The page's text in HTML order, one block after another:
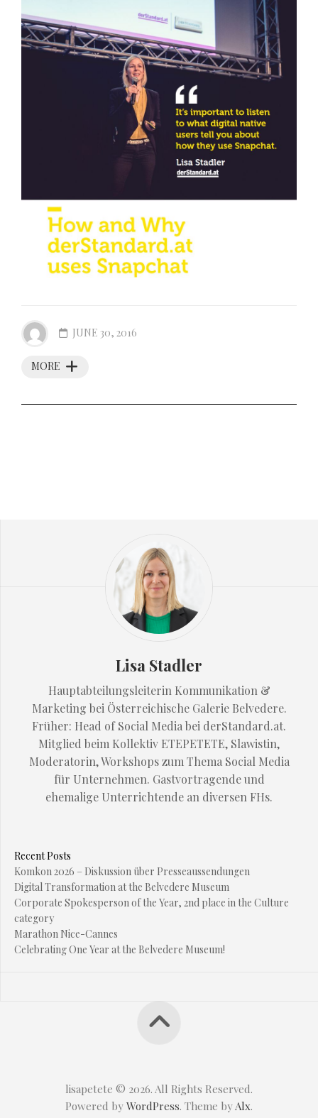
MORE
JUNE 30, 2016
Lisa Stadler
Hauptabteilungsleiterin Kommunikation &
Marketing bei Österreichische Galerie Belvedere.
Früher: Head of Social Media bei derStandard.at.
Mitglied beim Kollektiv ETEPETETE, Slawistin,
Moderatorin, Workshops zum Thema Social Media
für Unternehmen. Gastvortragende und
ehemalige Unterrichtende an diversen FHs.
Recent Posts
Komkon 2026 – Diskussion über Presseaussendungen
Digital Transformation at the Belvedere Museum
Corporate Spokesperson of the Year, 2nd place in the Culture
category
Marathon Nice-Cannes
Celebrating One Year at the Belvedere Museum!
lisapetete © 2026. All Rights Reserved.
Powered by WordPress. Theme by Alx.